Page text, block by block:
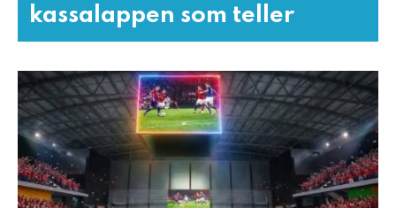
kassalappen som teller